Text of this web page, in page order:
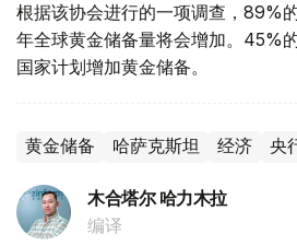
根据该协会进行的一项调查，89%
年全球黄金储备量将会增加。45%
国家计划增加黄金储备。
黄金储备 哈萨克斯坦 经济 央
木合塔尔 哈力木拉
编译